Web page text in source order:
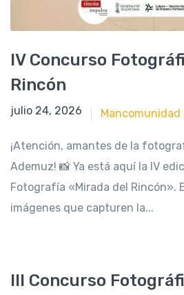
IV Concurso
Rincón
julio 23, 2026
julio 24, 2026 Mancomunidad
¡Atención, amantes de la
Ademuz! 📸 Ya está aquí la IV
Fotografía «Mirada del Rincón».
imágenes que capturen la...
III Concurso